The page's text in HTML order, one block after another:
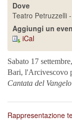
Dove
Teatro Petruzzelli
Aggiungi un
iCal
Sabato 17
Bari, l'Arcivescovo
Cantata del
Rappresentazione